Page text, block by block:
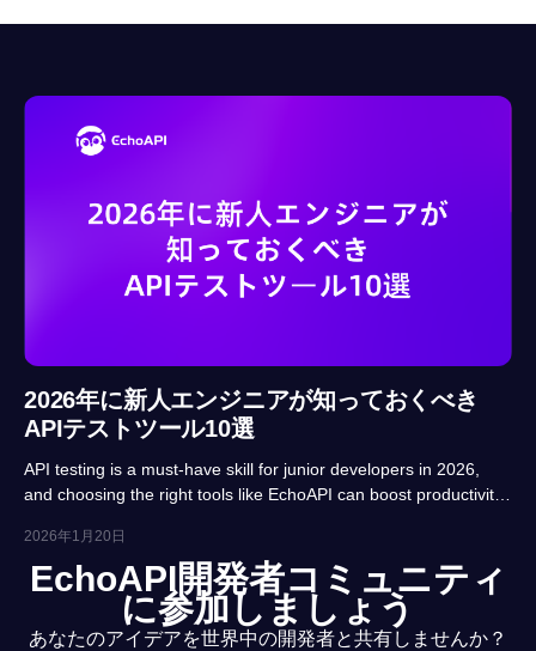
2026年に新人エンジニアが知っておくべき
APIテストツール10選
API testing is a must-have skill for junior developers in 2026,
and choosing the right tools like EchoAPI can boost productivity
essential tools, balancing usability, automation and real-project
adaptability for beginners.
2026年1月20日
EchoAPI開発者コミュニティ
に参加しましょう
あなたのアイデアを世界中の開発者と共有しませんか？